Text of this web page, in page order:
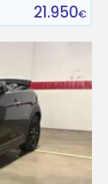
21.950€